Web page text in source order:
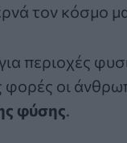
τον κόσμο
περιοχές
οι
φύσης